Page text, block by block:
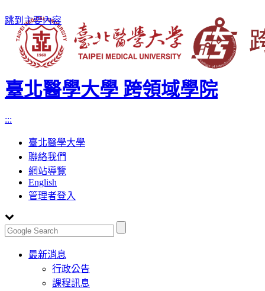
跳到主要內容
臺北醫學大學 跨領域學院
:::
臺北醫學大學
聯絡我們
網站導覽
English
管理者登入
Toggle
navigation
最新消息
行政公告
課程訊息